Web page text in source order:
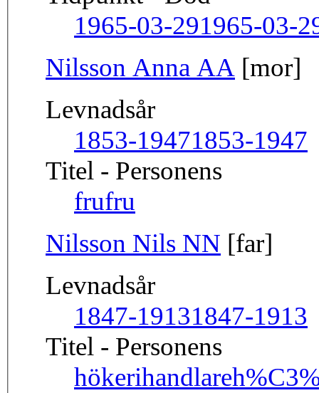
1965-03-291965-03-
Nilsson Anna AA [mor]
Levnadsår
1853-19471853-1947
Titel - Personens
frufru
Nilsson Nils NN [far]
Levnadsår
1847-19131847-1913
Titel - Personens
hökerihandlare